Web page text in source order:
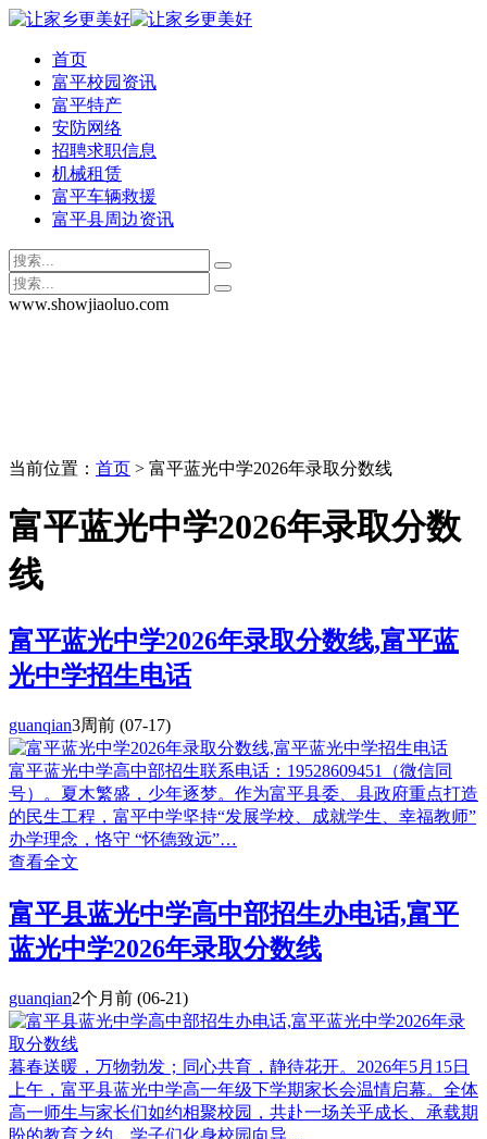
首页
富平校园资讯
富平特产
安防网络
招聘求职信息
机械租赁
富平车辆救援
富平县周边资讯
www.showjiaoluo.com
当前位置： 首页 > 富平蓝光中学2026年录取分数线
富平蓝光中学2026年录取分数
线
富平蓝光中学2026年录取分数线,富平蓝
光中学招生电话
guanqian3周前 (07-17)
富平蓝光中学高中部招生联系电话：19528609451（微信同
号）。夏木繁盛，少年逐梦。作为富平县委、县政府重点打造
的民生工程，富平中学坚持“发展学校、成就学生、幸福教师”
办学理念，恪守 “怀德致远”…
查看全文
富平县蓝光中学高中部招生办电话,富平
蓝光中学2026年录取分数线
guanqian2个月前 (06-21)
暮春送暖，万物勃发；同心共育，静待花开。2026年5月15日
上午，富平县蓝光中学高一年级下学期家长会温情启幕。全体
高一师生与家长们如约相聚校园，共赴一场关乎成长、承载期
盼的教育之约。学子们化身校园向导…